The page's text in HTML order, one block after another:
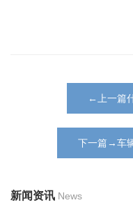
←上一篇
下一篇→车
新闻资讯 News